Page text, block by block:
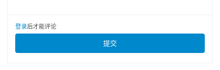
登录后才能评论
提交